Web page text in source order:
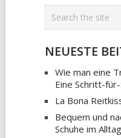
NEUESTE
Wie man eine
Eine Schritt-
La Bona
Bequem und
Schuhe im